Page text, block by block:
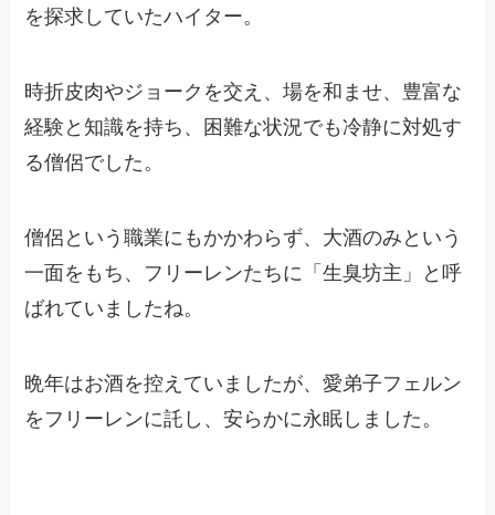
を探求していたハイター。
時折皮肉やジョークを交え、場を和ませ、豊富な
経験と知識を持ち、困難な状況でも冷静に対処す
る僧侶でした。
僧侶という職業にもかかわらず、大酒のみという
一面をもち、フリーレンたちに「生臭坊主」と呼
ばれていましたね。
晩年はお酒を控えていましたが、愛弟子フェルン
をフリーレンに託し、安らかに永眠しました。